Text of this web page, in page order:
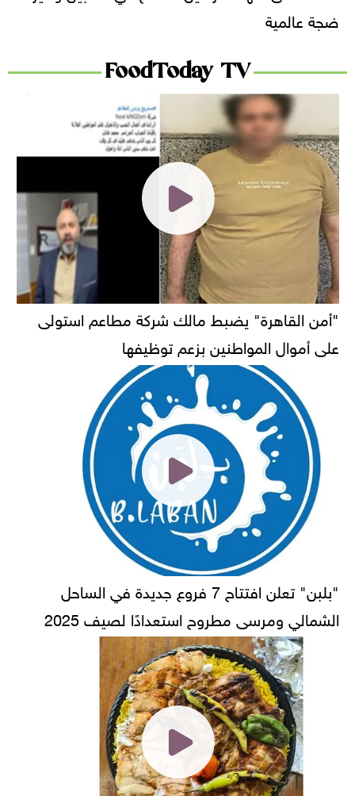
ضجة عالمية
FoodToday TV
"أمن القاهرة" يضبط مالك شركة مطاعم استولى
على أموال المواطنين بزعم توظيفها
"بلبن" تعلن افتتاح 7 فروع جديدة في الساحل
الشمالي ومرسى مطروح استعدادًا لصيف 2025